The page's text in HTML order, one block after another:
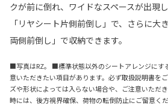
クが前に倒れ、ワイドなスペースが出現
「リヤシート片側前倒し」で、さらに大
両側前倒し」で収納できます。
■写真はRZ。 ■標準状態以外のシートアレンジにす
意いただきたい項目があります。必ず取扱説明書を
ズや形状によっては入らない場合や、ご注意いただ
時には、後方視界確保、荷物の転倒防止にご留意くだ